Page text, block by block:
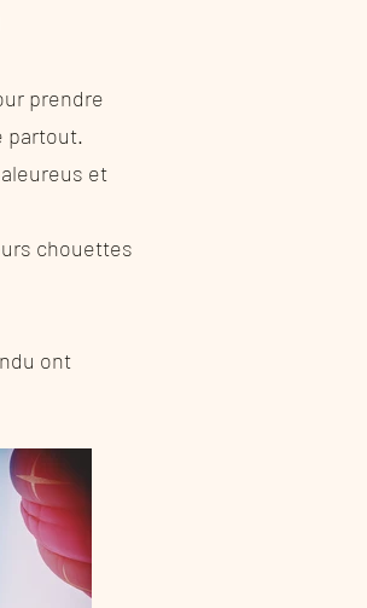
prendre
partout.
et
chouettes
ont